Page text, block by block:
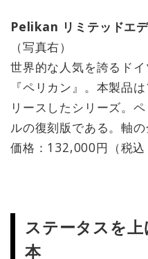
Pelikan リミテッドエ
（写真右）
世界的な人気を誇るド
『ペリカン』。本製品
リースしたシリーズ。
ルの復刻版である。軸
価格：132,000円（税込
ステータスを
本